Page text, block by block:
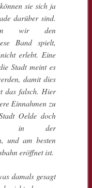
sie sich ja
darüber sind.
wir den
Band spielt,
erlebt. Eine
Stadt meint es
damit dies
das falsch. Hier
Einnahmen zu
Oelde doch
in der
und am besten
eröffnet ist.
damals gesagt